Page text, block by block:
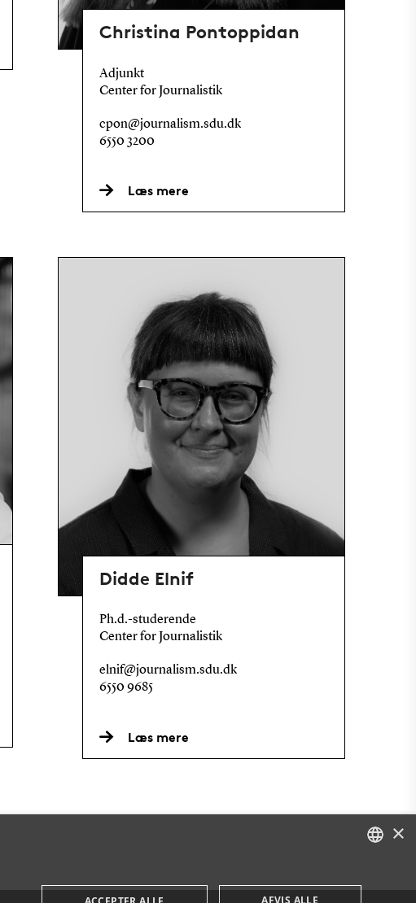
Christina Pontoppidan
Adjunkt
Center for Journalistik
cpon@journalism.sdu.dk
6550 3200
Læs mere
Didde Elnif
Ph.d.-studerende
Center for Journalistik
elnif@journalism.sdu.dk
6550 9685
Læs mere
×
AFVIS ALLE